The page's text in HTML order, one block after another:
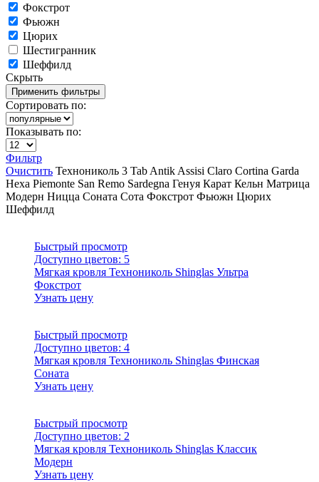
Фокстрот
Фьюжн
Цюрих
Шестигранник
Шеффилд
Скрыть
Сортировать по:
Показывать по:
Фильтр
Очистить Технониколь 3 Tab Antik Assisi Claro Cortina Garda
Hexa Piemonte San Remo Sardegna Генуя Карат Кельн Матрица
Модерн Ницца Соната Сота Фокстрот Фьюжн Цюрих
Шеффилд
Быстрый просмотр
Доступно цветов: 5
Мягкая кровля Технониколь Shinglas Ультра
Фокстрот
Узнать цену
Быстрый просмотр
Доступно цветов: 4
Мягкая кровля Технониколь Shinglas Финская
Соната
Узнать цену
Быстрый просмотр
Доступно цветов: 2
Мягкая кровля Технониколь Shinglas Классик
Модерн
Узнать цену